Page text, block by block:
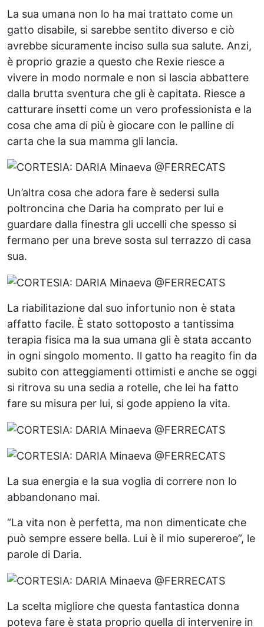
La sua umana non lo ha mai trattato come un
gatto disabile, si sarebbe sentito diverso e ciò
avrebbe sicuramente inciso sulla sua salute. Anzi,
è proprio grazie a questo che Rexie riesce a
vivere in modo normale e non si lascia abbattere
dalla brutta sventura che gli è capitata. Riesce a
catturare insetti come un vero professionista e la
cosa che ama di più è giocare con le palline di
carta che la sua mamma gli lancia.
Un’altra cosa che adora fare è sedersi sulla
poltroncina che Daria ha comprato per lui e
guardare dalla finestra gli uccelli che spesso si
fermano per una breve sosta sul terrazzo di casa
sua.
La riabilitazione dal suo infortunio non è stata
affatto facile. È stato sottoposto a tantissima
terapia fisica ma la sua umana gli è stata accanto
in ogni singolo momento. Il gatto ha reagito fin da
subito con atteggiamenti ottimisti e anche se oggi
si ritrova su una sedia a rotelle, che lei ha fatto
fare su misura per lui, si gode appieno la vita.
La sua energia e la sua voglia di correre non lo
abbandonano mai.
“La vita non è perfetta, ma non dimenticate che
può sempre essere bella. Lui è il mio supereroe”, le
parole di Daria.
La scelta migliore che questa fantastica donna
poteva fare è stata proprio quella di intervenire in